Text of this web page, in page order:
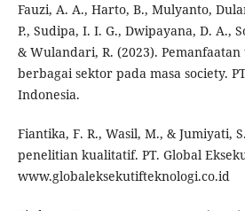
Fauzi, A. A., Harto, B., Mulyanto,
P., Sudipa, I. I. G., Dwipayana, D. A.,
& Wulandari, R. (2023).
berbagai sektor pada masa society.
Indonesia.
Fiantika, F. R., Wasil, M., & Jumiyati,
penelitian kualitatif. PT. Global
www.globaleksekutifteknologi.co.id